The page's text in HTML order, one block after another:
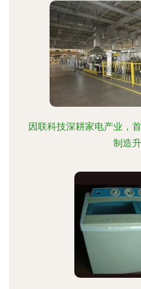
因联科技深耕家电产业，
制造